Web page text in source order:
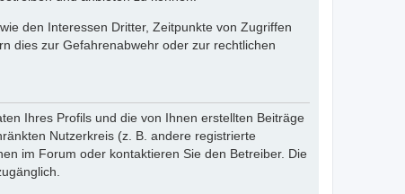
den Interessen Dritter, Zeitpunkte von Zugriffen
dies zur Gefahrenabwehr oder zur rechtlichen
Ihres Profils und die von Ihnen erstellten Beiträge
Nutzerkreis (z. B. andere registrierte
im Forum oder kontaktieren Sie den Betreiber. Die